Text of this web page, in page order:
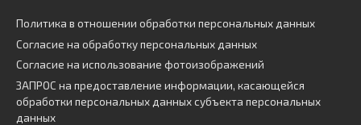
Политика в отношении обработки персональных данных
Согласие на обработку персональных данных
Согласие на использование фотоизображений
ЗАПРОС на предоставление информации, касающейся
обработки персональных данных субъекта персональных
данных